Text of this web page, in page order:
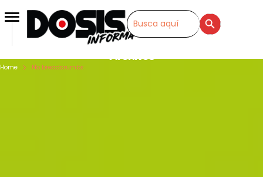
Search
for:
SEARCH BUTTON
Home No breadcrumbs